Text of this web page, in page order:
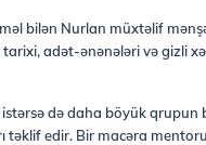
bilən Nurlan müxtəlif
adət-ənənələri və gizli
də daha böyük qrupun
təklif edir. Bir macəra